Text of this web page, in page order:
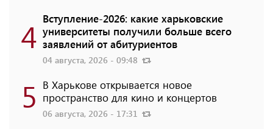
4 Вступление-2026: какие харьковские
университеты получили больше всего
заявлений от абитуриентов
04 августа, 2026 - 09:48
5 В Харькове открывается новое
пространство для кино и концертов
06 августа, 2026 - 17:31